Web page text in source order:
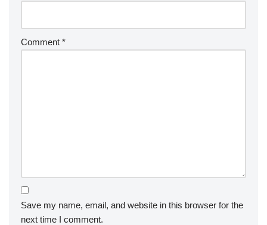
Comment *
Save my name, email, and website in this browser for the
next time I comment.